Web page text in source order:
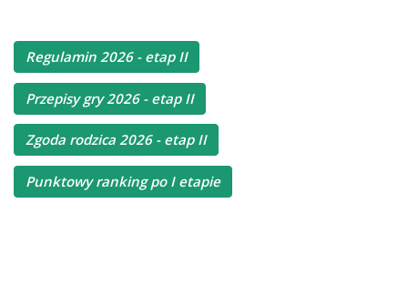
Regulamin 2026 - etap II
Przepisy gry 2026 - etap II
Zgoda rodzica 2026 - etap II
Punktowy ranking po I etapie